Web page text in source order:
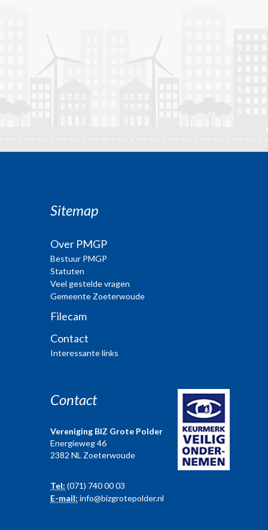
Sitemap
Over PMGP
Bestuur PMGP
Statuten
Veel gestelde vragen
Gemeente Zoeterwoude
Filecam
Contact
Interessante links
Contact
Vereniging BIZ Grote Polder
Energieweg 46
2382 NL Zoeterwoude
Tel: (071) 740 00 03
E-mail: info@bizgrotepolder.nl